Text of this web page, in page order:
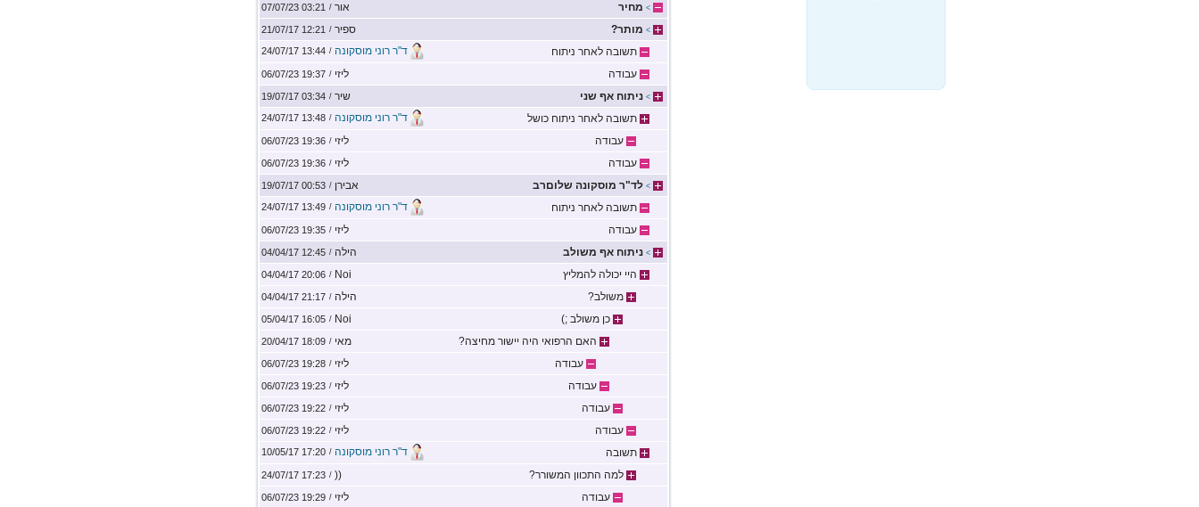
> מחיר אור /
03:21 07/07/23
> מותר? ספיר /
12:21 21/07/17
תשובה לאחר ניתוח ד"ר רוני מוסקונה /
13:44 24/07/17
עבודה ליזי /
19:37 06/07/23
> ניתוח אף שני שיר /
03:34 19/07/17
תשובה לאחר ניתוח כושל ד"ר רוני מוסקונה /
13:48 24/07/17
עבודה ליזי /
19:36 06/07/23
עבודה ליזי /
19:36 06/07/23
> לד"ר מוסקונה שלוםרב אבירן /
00:53 19/07/17
תשובה לאחר ניתוח ד"ר רוני מוסקונה /
13:49 24/07/17
עבודה ליזי /
19:35 06/07/23
> ניתוח אף משולב הילה /
12:45 04/04/17
היי יכולה להמליץ Noi
/
20:06 04/04/17
משולב? הילה /
21:17 04/04/17
כן משולב ;) Noi
/
16:05 05/04/17
האם הרפואי היה יישור מחיצה? מאי /
18:09 20/04/17
עבודה ליזי /
19:28 06/07/23
עבודה ליזי /
19:23 06/07/23
עבודה ליזי /
19:22 06/07/23
עבודה ליזי /
19:22 06/07/23
תשובה ד"ר רוני מוסקונה /
17:20 10/05/17
למה התכוון המשורר? ((
/
17:23 24/07/17
עבודה ליזי /
19:29 06/07/23